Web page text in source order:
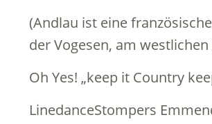
(Andlau ist eine
der Vogesen, am
Oh Yes! „keep it Country
LinedanceStompers